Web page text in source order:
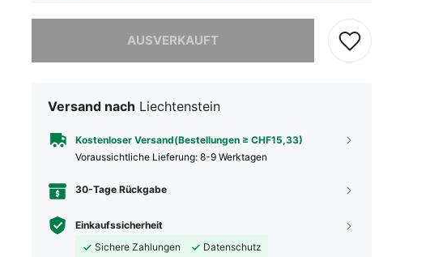
AUSVERKAUFT
Sorry, dieses Produkt ist ausverkauft.
Versand nach Liechtenstein
Kostenloser Versand(Bestellungen ≥ CHF15,33)
Voraussichtliche Lieferung: 8-9 Werktagen
30-Tage Rückgabe
Einkaufssicherheit
Sichere Zahlungen
Datenschutz